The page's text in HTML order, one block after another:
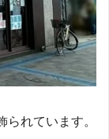
れています。